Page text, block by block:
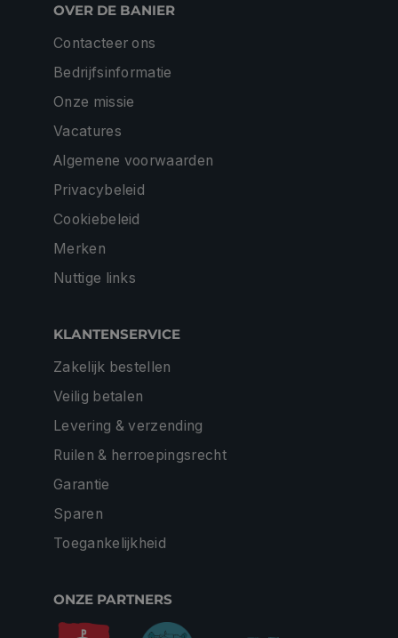
OVER DE BANIER
Contacteer ons
Bedrijfsinformatie
Onze missie
Vacatures
Algemene voorwaarden
Privacybeleid
Cookiebeleid
Merken
Nuttige links
KLANTENSERVICE
Zakelijk bestellen
Veilig betalen
Levering & verzending
Ruilen & herroepingsrecht
Garantie
Sparen
Toegankelijkheid
ONZE PARTNERS